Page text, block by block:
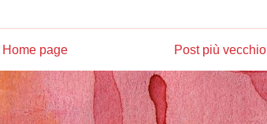
Post più vecchio
Home page